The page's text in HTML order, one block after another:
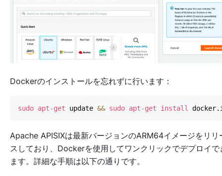
Dockerのインストールを忘れずに行います：
sudo apt-get update && sudo apt-get install
Apache APISIXは最新バージョンのARM64イメージをリリ
スしており、Dockerを使用してワンクリックでデプロイで
ます。詳細な手順は以下の通りです。